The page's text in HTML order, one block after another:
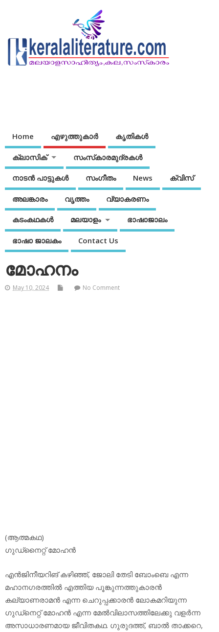
Home എഴുത്തുകാര്‍ കൃതികൾ
ക്ലാസിക് സംസ്‌കാരമുദ്രകള്‍
നാടന്‍ പാട്ടുകള്‍ സംഗീതം News ക്വിസ്
അലങ്കാരം വൃത്തം വ്യാകരണം
കടംകഥകള്‍ മലയാളം ഭാഷാജാലം
ഭാഷാ ജാലകം Contact Us
മോഹനം
May 10, 2024 No Comment
(ആത്മകഥ)
ഗുഡ്‌നൈറ്റ് മോഹന്‍
എന്‍ജിനീയറിങ് കഴിഞ്ഞ്, ജോലി തേടി ബോംബെ എന്ന
മഹാനഗരത്തില്‍ എത്തിയ പൂങ്കുന്നത്തുകാരന്‍
കല്യാണരാമന്‍ എന്ന ചെറുപ്പക്കാരന്‍ ലോകമറിയുന്ന
ഗുഡ്‌നെറ്റ് മോഹന്‍ എന്ന മേല്‍വിലാസത്തിലേക്കു വളര്‍ന്ന
അസാധാരണമായ ജീവിതകഥ. ഗുരുദത്ത്, ബാല്‍ താക്കറെ,